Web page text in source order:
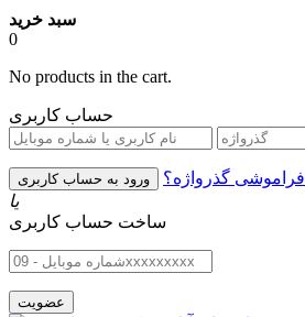
سبد خرید
0
No products in the cart.
حساب کاربری
فراموشی گذرواژه؟
یا
ساخت حساب کاربری